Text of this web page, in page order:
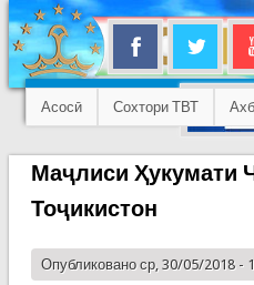
Асосӣ Сохтори ТВТ
Маҷлиси Ҳукумати
Тоҷикистон
Опубликовано ср, 30/05/2018 -